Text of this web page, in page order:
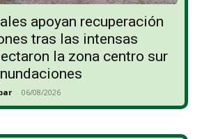
apoyan recuperación
tras las intensas
la zona centro sur
- 06/08/2026